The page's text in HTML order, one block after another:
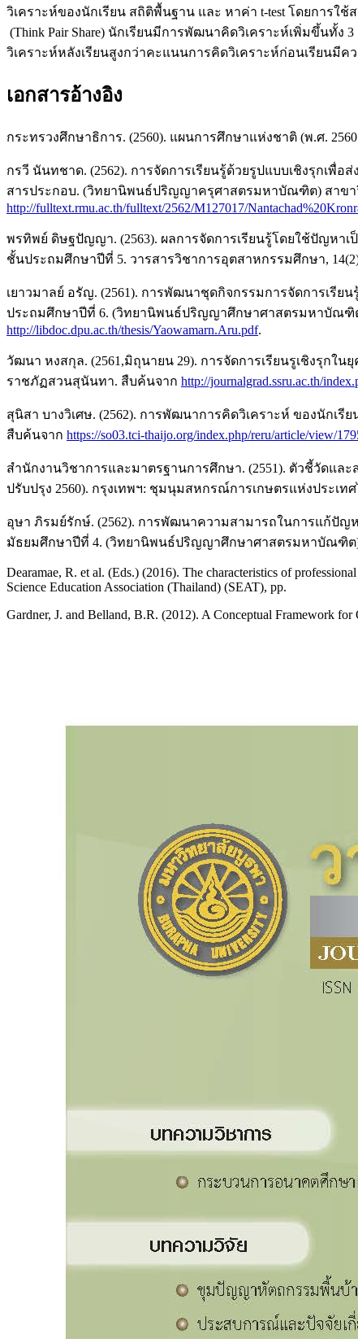
วิเคราะห์ของนักเรียน สถิติพื้นฐาน และ หาค่า t-test โดยการใช้
(Think Pair Share) นักเรียนมีการพัฒนาคิดวิเคราะห์เพิ่มขึ้น
วิเคราะห์หลังเรียนสูงกว่าคะแนนการคิดวิเคราะห์ก่อนเรียนมี
เอกสารอ้างอิง
กระทรวงศึกษาธิการ. (2560). แผนการศึกษาแห่งชาติ (พ.ศ.
กรวี นันทชาด. (2562). การจัดการเรียนรู้ด้วยรูปแบบเชิงรุกเ
สารประกอบ. (วิทยานิพนธ์ปริญญาครุศาสตรมหาบัณฑิต) สาข
http://fulltext.rmu.ac.th/fulltext/2562/M127017/
พรทิพย์ ดิษฐปัญญา. (2563). ผลการจัดการเรียนรู้โดยใช้ปัญห
ชั้นประถมศึกษาปีที่ 5. วารสารวิชาการอุตสาหกรรมศึกษา,
เยาวมาลย์ อรัญ. (2561). การพัฒนาชุดกิจกรรมการจัดการเรีย
ประถมศึกษาปีที่ 6. (วิทยานิพนธ์ปริญญาศึกษาศาสตรมหาบัณฑิ
http://libdoc.dpu.ac.th/thesis/Yaowamarn.Aru.pdf.
วัฒนา หงสกุล. (2561,มิถุนายน 29). การจัดการเรียนรูเชิงรุกใน
ราชภัฏสวนสุนันทา. สืบค้นจาก http://journalgrad.ssru.ac.th/
สุนิสา บางวิเศษ. (2562). การพัฒนาการคิดวิเคราะห์ ของนักเรี
สืบค้นจาก https://so03.tci-thaijo.org/index.php/reru/article/view/
สำนักงานวิชาการและมาตรฐานการศึกษา. (2551). ตัวชี้วัดแล
ปรับปรุง 2560). กรุงเทพฯ: ชุมนุมสหกรณ์การเกษตรแห่งประเทศ
อุษา ภิรมย์รักษ์. (2562). การพัฒนาความสามารถในการแก้ปัญ
มัธยมศึกษาปีที่ 4. (วิทยานิพนธ์ปริญญาศึกษาศาสตรมหาบัณฑิต
Dearamae, R. et al. (Eds.) (2016). The characteristics of
Science Education Association (Thailand) (SEAT), pp.
Gardner, J. and Belland, B.R. (2012). A Conceptual Framework